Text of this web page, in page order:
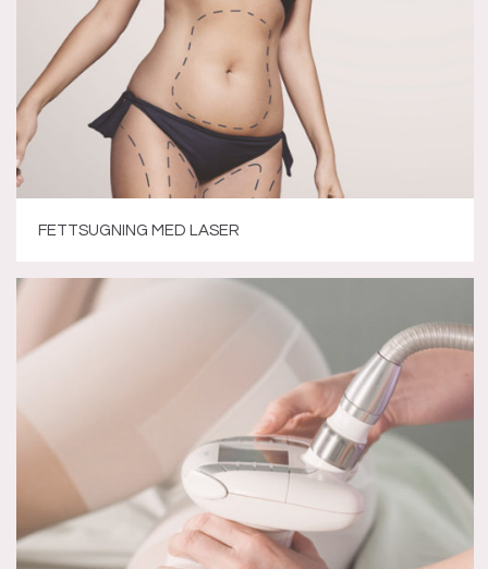
FETTSUGNING MED LASER